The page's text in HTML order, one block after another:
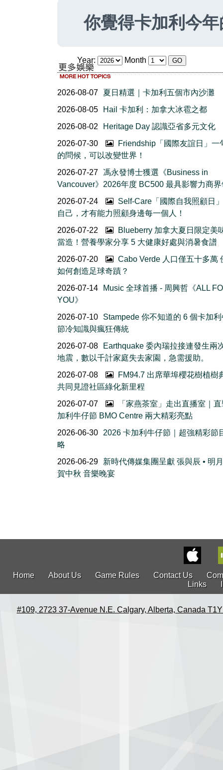
你覺得卡加利今
Year: Month
2026-08-07
夏日精選｜卡加利五個市內沙灘
2026-08-05
Hail 卡加利：加拿大冰雹之都
2026-08-02
Heritage Day 認識亞省多元文化
2026-07-30
Friendship「國際友誼日」一
的問候，可以改變世界！
2026-07-27
馮永發博士獲選《Business in
Vancouver》2026年度 BC500 最具影響力商
2026-07-24
Self-Care「國際自我照顧日
自己，才有能力照顧身邊每一個人！
2026-07-22
Blueberry 加拿大夏日限定美
當造！營養學家分享 5 大健康好處與消暑食譜
2026-07-20
Cabo Verde 人口僅五十多萬
如何創造足球奇蹟？
2026-07-14
Music 全球首播 - 周興哲《ALL
YOU》
2026-07-10
Stampede 你不知道的 6 個卡加
節冷知識與瘋狂傳統
2026-07-08
Earthquake 委內瑞拉接連發生兩
地震，數以千計家庭失去家園，急需援助。
2026-07-08
FM94.7 出席華埠櫻花樹植
共同見證社區綠化新里程
2026-07-07
「家燕茶室」走出直播室｜
加利牛仔節 BMO Centre 兩大精彩亮點
2026-06-30
2026 卡加利牛仔節｜超強精彩節
略
2026-06-29
新時代傳媒集團呈獻 張與辰 • 明
賀中秋 音樂晚宴
Home About Us Game Rules Contact Us
Links
#109, 2723 37-Avenue N.E. Calgary, Alberta, Canada